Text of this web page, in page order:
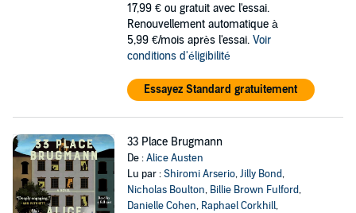
17,99 € ou gratuit avec l'essai.
Renouvellement automatique à
5,99 €/mois après l'essai. Voir
conditions d'éligibilité
Essayez Standard gratuitement
33 Place Brugmann
De :Alice Austen
Lu par :Shiromi Arserio,Jilly Bond,
Nicholas Boulton, Billie Brown Fulford,
Danielle Cohen, Raphael Corkhill,